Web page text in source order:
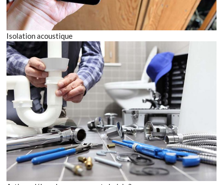
Isolation acoustique